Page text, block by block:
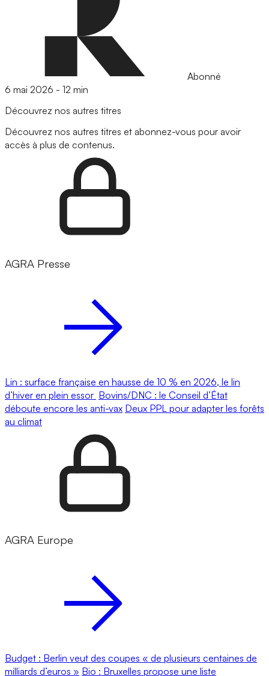
Abonné
6 mai 2026 - 12 min
Découvrez nos autres titres
Découvrez nos autres titres et abonnez-vous pour avoir
accès à plus de contenus.
AGRA Presse
Lin : surface française en hausse de 10 % en 2026, le lin
d’hiver en plein essor Bovins/DNC : le Conseil d’État
déboute encore les anti-vax Deux PPL pour adapter les forêts
au climat
AGRA Europe
Budget : Berlin veut des coupes « de plusieurs centaines de
milliards d’euros » Bio : Bruxelles propose une liste